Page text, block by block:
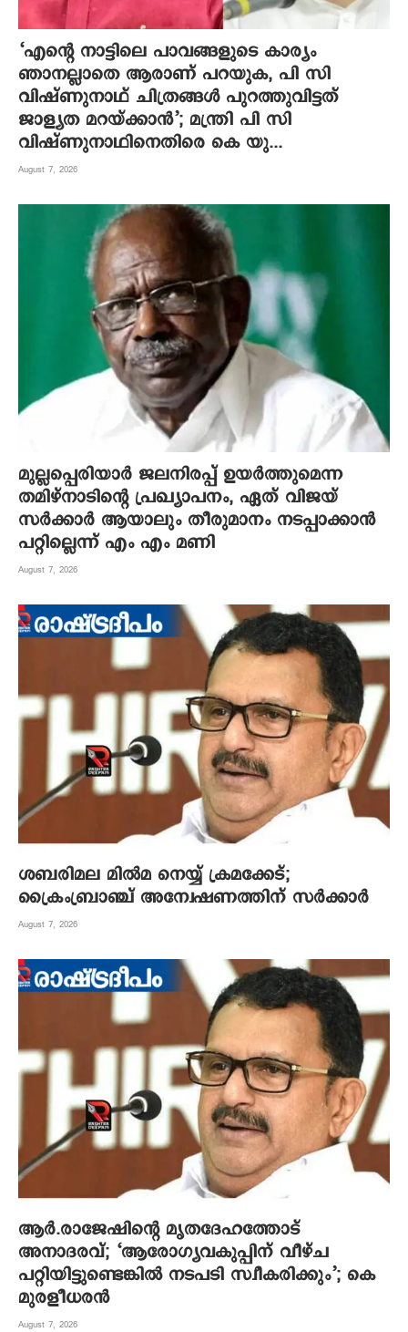
‘എന്റെ നാട്ടിലെ പാവങ്ങളുടെ കാര്യം
ഞാനല്ലാതെ ആരാണ് പറയുക, പി സി
വിഷ്‌ണുനാഥ് ചിത്രങ്ങൾ പുറത്തുവിട്ടത്
ജാള്യത മറയ്ക്കാൻ’; മന്ത്രി പി സി
വിഷ്ണുനാഥിനെതിരെ കെ യു...
August 7, 2026
മുല്ലപ്പെരിയാർ ജലനിരപ്പ് ഉയർത്തുമെന്ന
തമിഴ്നാടിന്റെ പ്രഖ്യാപനം, ഏത് വിജയ്
സർക്കാർ ആയാലും തീരുമാനം നടപ്പാക്കാൻ
പറ്റില്ലെന്ന് എം എം മണി
August 7, 2026
ശബരിമല മില്‍മ നെയ്യ് ക്രമക്കേട്;
ക്രൈംബ്രാഞ്ച് അന്വേഷണത്തിന് സര്‍ക്കാര്‍
August 7, 2026
ആര്‍.രാജേഷിന്റെ മൃതദേഹത്തോട്
അനാദരവ്; ‘ആരോഗ്യവകുപ്പിന് വീഴ്ച
പറ്റിയിട്ടുണ്ടെങ്കില്‍ നടപടി സ്വീകരിക്കും’; കെ
മുരളീധരന്‍
August 7, 2026